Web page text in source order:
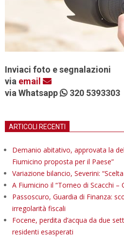
Inviaci foto e segnalazioni
via email
via Whatsapp
320 5393303
ARTICOLI RECENTI
Demanio abitativo, approvata la
Fiumicino proposta per il Paese”
Variazione bilancio, Severini:
A Fiumicino il “Torneo di Scacchi –
Passoscuro, Guardia di Finanza:
irregolarità fiscali
Focene, perdita d’acqua da due
residenti esasperati